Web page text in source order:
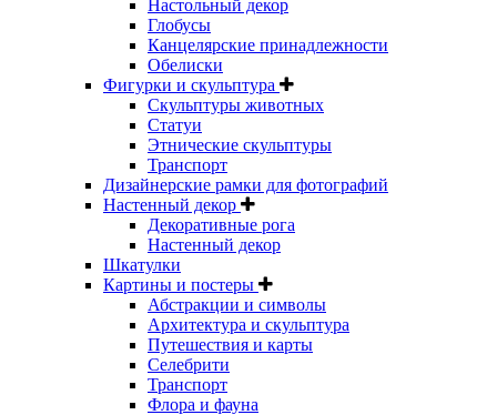
Настольный декор
Глобусы
Канцелярские принадлежности
Обелиски
Фигурки и скульптура
Скульптуры животных
Статуи
Этнические скульптуры
Транспорт
Дизайнерские рамки для фотографий
Настенный декор
Декоративные рога
Настенный декор
Шкатулки
Картины и постеры
Абстракции и символы
Архитектура и скульптура
Путешествия и карты
Селебрити
Транспорт
Флора и фауна